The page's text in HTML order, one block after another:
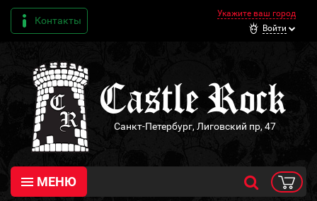
Контакты
Укажите ваш город
Войти
Санкт-Петербург, Лиговский пр, 47
МЕНЮ